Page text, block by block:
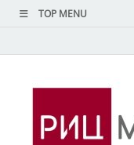
TOP MENU